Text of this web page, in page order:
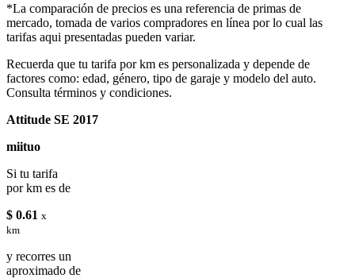
*La comparación de precios es una referencia de primas de
mercado, tomada de varios compradores en línea por lo cual las
tarifas aqui presentadas pueden variar.
Recuerda que tu tarifa por km es personalizada y depende de
factores como: edad, género, tipo de garaje y modelo del auto.
Consulta términos y condiciones.
Attitude SE 2017
miituo
Si tu tarifa
por km es de
$ 0.61 x
km
y recorres un
aproximado de